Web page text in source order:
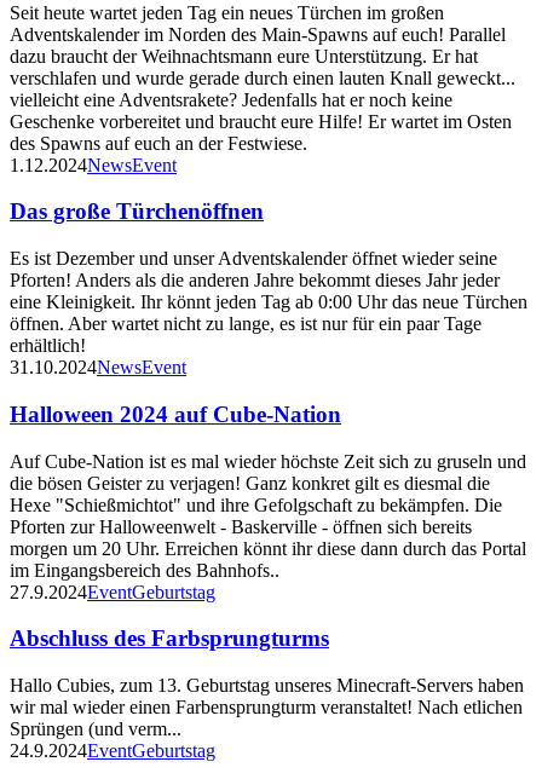
Seit heute wartet jeden Tag ein neues Türchen im großen
Adventskalender im Norden des Main-Spawns auf euch! Parallel
dazu braucht der Weihnachtsmann eure Unterstützung. Er hat
verschlafen und wurde gerade durch einen lauten Knall geweckt...
vielleicht eine Adventsrakete? Jedenfalls hat er noch keine
Geschenke vorbereitet und braucht eure Hilfe! Er wartet im Osten
des Spawns auf euch an der Festwiese.
1.12.2024NewsEvent
Das große Türchenöffnen
Es ist Dezember und unser Adventskalender öffnet wieder seine
Pforten! Anders als die anderen Jahre bekommt dieses Jahr jeder
eine Kleinigkeit. Ihr könnt jeden Tag ab 0:00 Uhr das neue Türchen
öffnen. Aber wartet nicht zu lange, es ist nur für ein paar Tage
erhältlich!
31.10.2024NewsEvent
Halloween 2024 auf Cube-Nation
Auf Cube-Nation ist es mal wieder höchste Zeit sich zu gruseln und
die bösen Geister zu verjagen! Ganz konkret gilt es diesmal die
Hexe "Schießmichtot" und ihre Gefolgschaft zu bekämpfen. Die
Pforten zur Halloweenwelt - Baskerville - öffnen sich bereits
morgen um 20 Uhr. Erreichen könnt ihr diese dann durch das Portal
im Eingangsbereich des Bahnhofs..
27.9.2024EventGeburtstag
Abschluss des Farbsprungturms
Hallo Cubies, zum 13. Geburtstag unseres Minecraft-Servers haben
wir mal wieder einen Farbensprungturm veranstaltet! Nach etlichen
Sprüngen (und verm...
24.9.2024EventGeburtstag